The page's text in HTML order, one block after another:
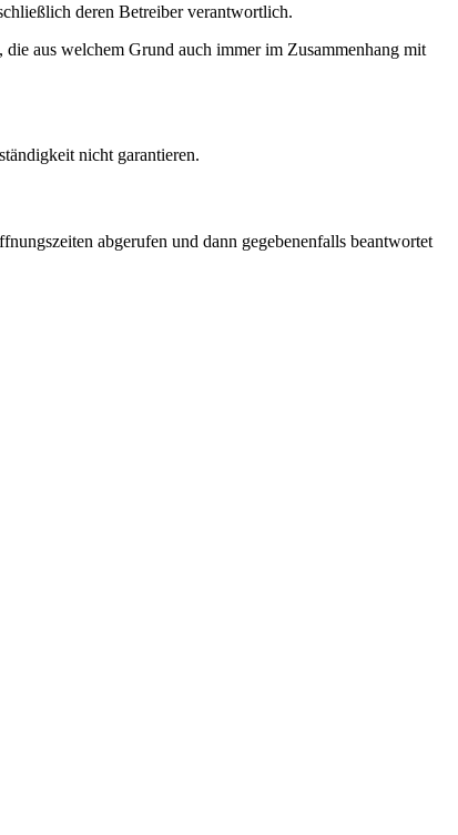
deren Betreiber verantwortlich.
aus welchem Grund auch immer im Zusammenhang mit
nicht garantieren.
abgerufen und dann gegebenenfalls beantwortet